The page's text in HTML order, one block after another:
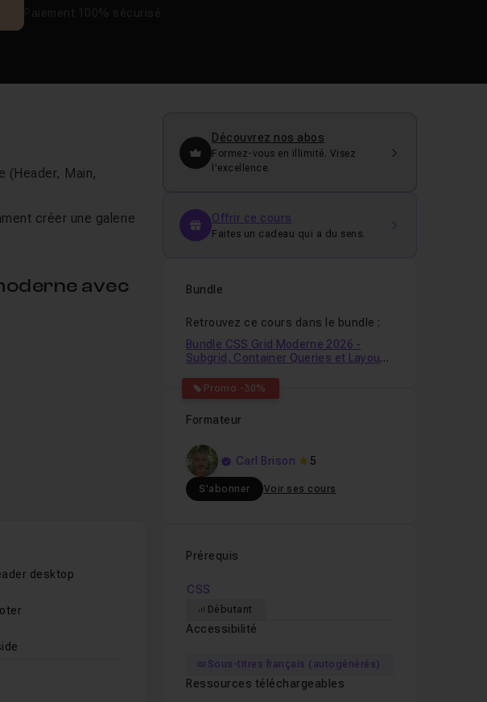
(Header, Main,
créer une galerie
avec
ce tutoriel vous
desktop
Découvrez nos abos
Formez-vous en illimité. Visez
l’excellence.
Offrir ce cours
Faites un cadeau qui a du sens.
Bundle
Retrouvez ce cours dans le bundle :
Promo -30%
Bundle CSS Grid Moderne 2026 -
Subgrid, Container Queries et Layouts
Formateur
Carl Brison 5
S'abonner Voir ses cours
Prérequis
CSS
Débutant
Accessibilité
Sous-titres français (autogénérés)
Ressources téléchargeables